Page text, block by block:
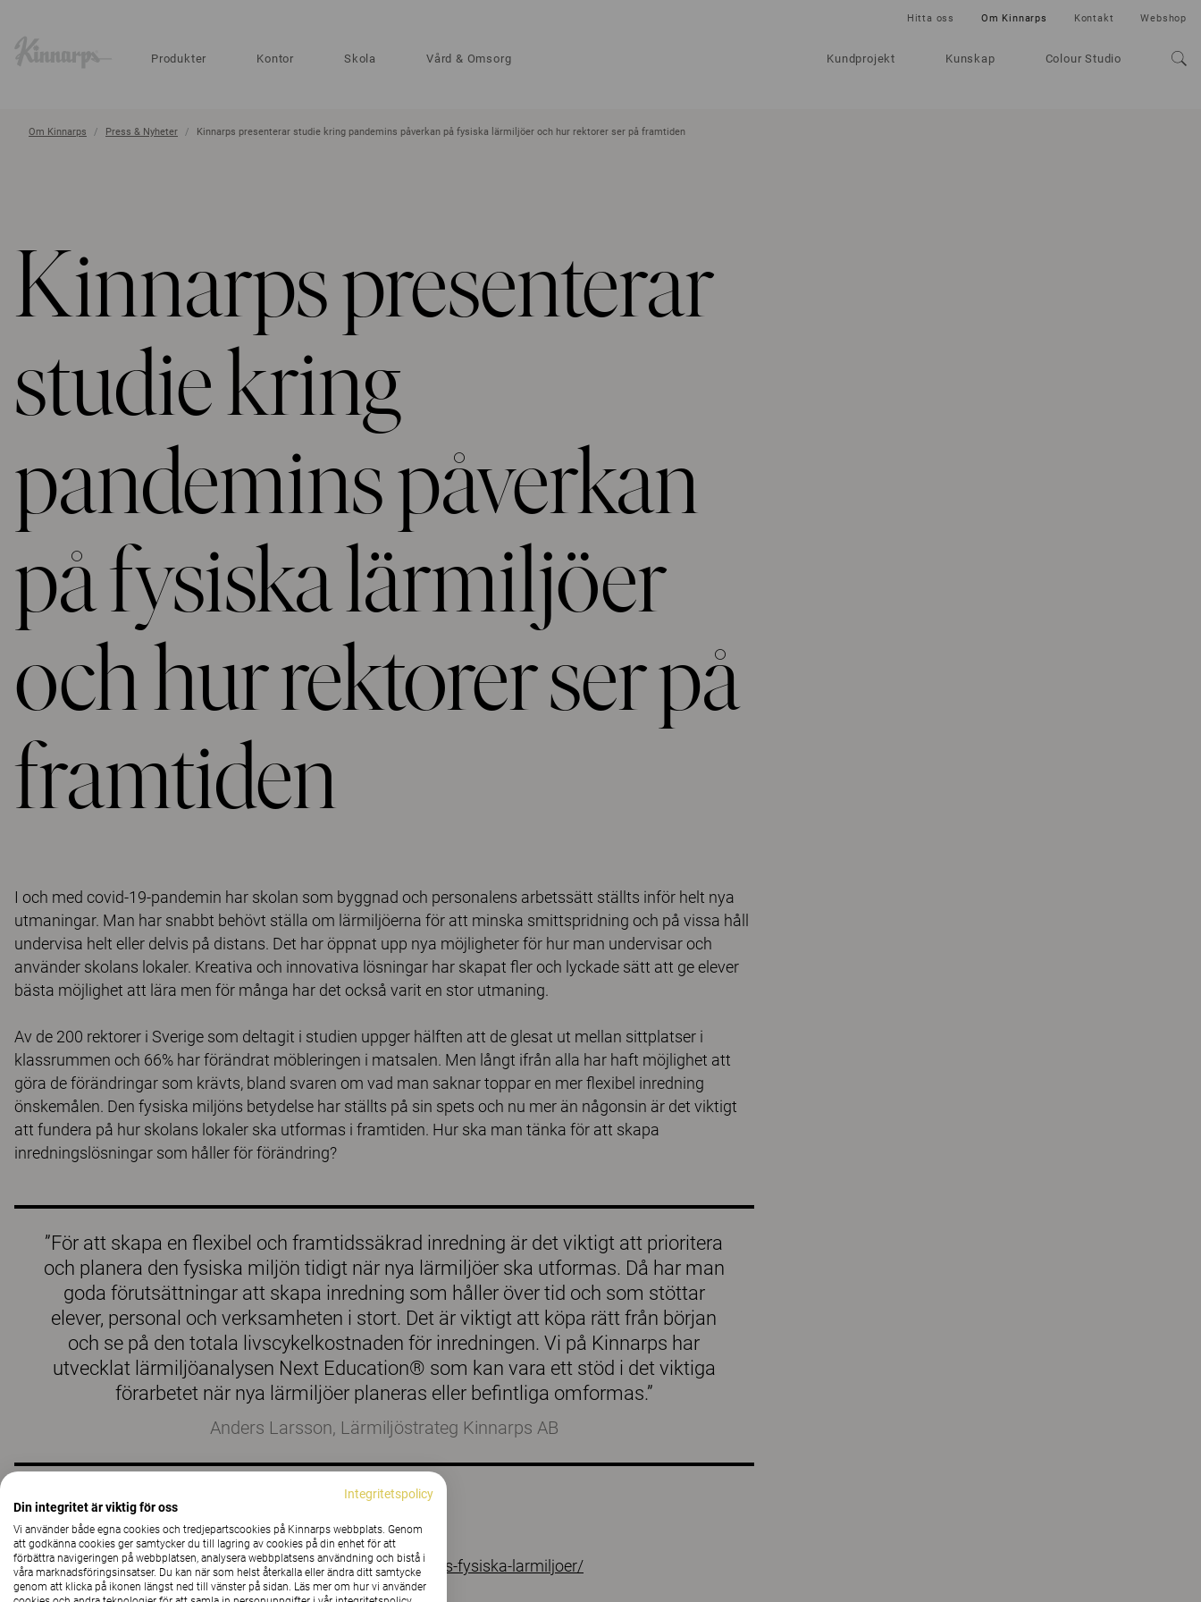
Produkter Kontor Skola Vård & Omsorg Kundprojekt Kunskap Colour Studio
Hitta oss Om Kinnarps Kontakt Webshop
Om Kinnarps Press & Nyheter Kinnarps presenterar studie kring pandemins påverkan på fysiska lärmiljöer och hur rektorer ser på framtiden
Kinnarps presenterar
studie kring
pandemins påverkan
på fysiska lärmiljöer
och hur rektorer ser på
framtiden
I och med covid-19-pandemin har skolan som byggnad och personalens arbetssätt ställts inför helt nya
utmaningar. Man har snabbt behövt ställa om lärmiljöerna för att minska smittspridning och på vissa håll
undervisa helt eller delvis på distans. Det har öppnat upp nya möjligheter för hur man undervisar och
använder skolans lokaler. Kreativa och innovativa lösningar har skapat fler och lyckade sätt att ge elever
bästa möjlighet att lära men för många har det också varit en stor utmaning.
Av de 200 rektorer i Sverige som deltagit i studien uppger hälften att de glesat ut mellan sittplatser i
klassrummen och 66% har förändrat möbleringen i matsalen. Men långt ifrån alla har haft möjlighet att
göra de förändringar som krävts, bland svaren om vad man saknar toppar en mer flexibel inredning
önskemålen. Den fysiska miljöns betydelse har ställts på sin spets och nu mer än någonsin är det viktigt
att fundera på hur skolans lokaler ska utformas i framtiden. Hur ska man tänka för att skapa
inredningslösningar som håller för förändring?
”För att skapa en flexibel och framtidssäkrad inredning är det viktigt att prioritera
och planera den fysiska miljön tidigt när nya lärmiljöer ska utformas. Då har man
goda förutsättningar att skapa inredning som håller över tid och som stöttar
elever, personal och verksamheten i stort. Det är viktigt att köpa rätt från början
och se på den totala livscykelkostnaden för inredningen. Vi på Kinnarps har
utvecklat lärmiljöanalysen Next Education® som kan vara ett stöd i det viktiga
förarbetet när nya lärmiljöer planeras eller befintliga omformas.”
Anders Larsson, Lärmiljöstrateg Kinnarps AB
Läs och ladda ner hela rapporten här:
https://www.kinnarps.se/kunskap/200-rektorer-om-framtidens-fysiska-larmiljoer/
Integritetspolicy
Din integritet är viktig för oss
Vi använder både egna cookies och tredjepartscookies på Kinnarps webbplats. Genom
att godkänna cookies ger samtycker du till lagring av cookies på din enhet för att
förbättra navigeringen på webbplatsen, analysera webbplatsens användning och bistå i
våra marknadsföringsinsatser. Du kan när som helst återkalla eller ändra ditt samtycke
genom att klicka på ikonen längst ned till vänster på sidan. Läs mer om hur vi använder